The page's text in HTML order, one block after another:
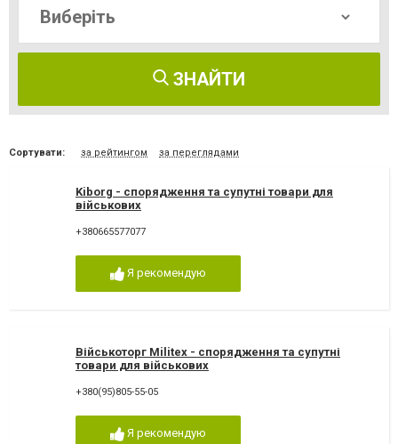
ЗНАЙТИ
Сортувати: за рейтингом за переглядами
Kiborg - спорядження та супутні товари для
військових
+380665577077
Я рекомендую
Військоторг Militex - спорядження та супутні
товари для військових
+380(95)805-55-05
Я рекомендую